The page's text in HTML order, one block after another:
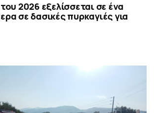
2026 εξελίσσεται σε ένα
σε δασικές πυρκαγιές για